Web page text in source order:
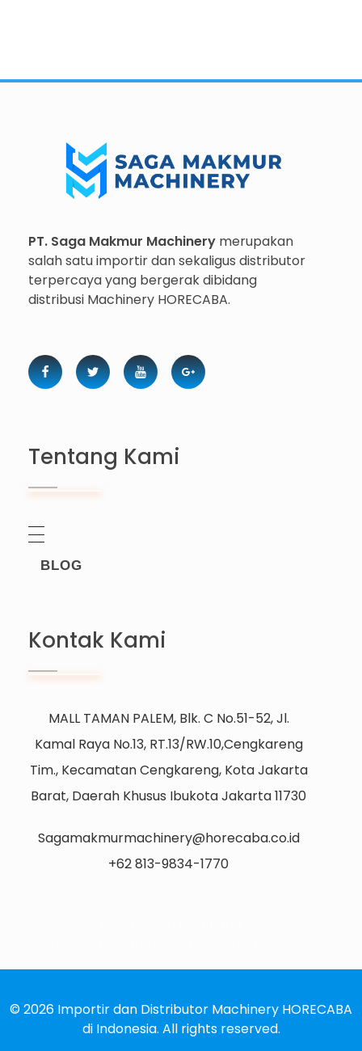
PT. Saga Makmur Machinery merupakan
salah satu importir dan sekaligus distributor
terpercaya yang bergerak dibidang
distribusi Machinery HORECABA.
Tentang Kami
BLOG
Kontak Kami
MALL TAMAN PALEM, Blk. C No.51-52, Jl.
Kamal Raya No.13, RT.13/RW.10,Cengkareng
Tim., Kecamatan Cengkareng, Kota Jakarta
Barat, Daerah Khusus Ibukota Jakarta 11730
Sagamakmurmachinery@horecaba.co.id
+62 813-9834-1770
© 2026 Importir dan Distributor Machinery HORECABA
di Indonesia. All rights reserved.